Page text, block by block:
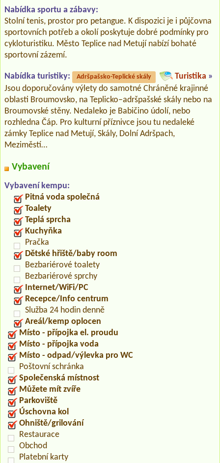
Nabídka sportu a zábavy:
Stolní tenis, prostor pro petangue. K dispozici je i půjčovna
sportovních potřeb a okolí poskytuje dobré podmínky pro
cykloturistiku. Město Teplice nad Metují nabízí bohaté
sportovní zázemí.
Nabídka turistiky: Adršpašsko-Teplické skály Turistika »
Jsou doporučovány výlety do samotné Chráněné krajinné
oblasti Broumovsko, na Teplicko–adršpašské skály nebo na
Broumovské stěny. Nedaleko je Babičino údolí, nebo
rozhledna Čáp. Pro kulturní příznivce jsou tu nedaleké
zámky Teplice nad Metují, Skály, Dolní Adršpach,
Meziměstí…
Vybavení
Vybavení kempu:
Pitná voda společná
Toalety
Teplá sprcha
Kuchyňka
Pračka
Dětské hřiště/baby room
Bezbariérové toalety
Bezbariérové sprchy
Internet/WiFi/PC
Recepce/Info centrum
Služba 24 hodin denně
Areál/kemp oplocen
Místo - přípojka el. proudu
Místo - přípojka voda
Místo - odpad/výlevka pro WC
Poštovní schránka
Společenská místnost
Můžete mít zvíře
Parkoviště
Úschovna kol
Ohniště/grilování
Restaurace
Obchod
Platební karty